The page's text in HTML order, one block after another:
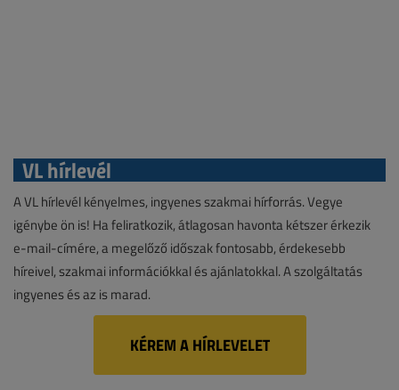
VL hírlevél
A VL hírlevél kényelmes, ingyenes szakmai hírforrás. Vegye
igénybe ön is! Ha feliratkozik, átlagosan havonta kétszer érkezik
e-mail-címére, a megelőző időszak fontosabb, érdekesebb
híreivel, szakmai információkkal és ajánlatokkal. A szolgáltatás
ingyenes és az is marad.
KÉREM A HÍRLEVELET